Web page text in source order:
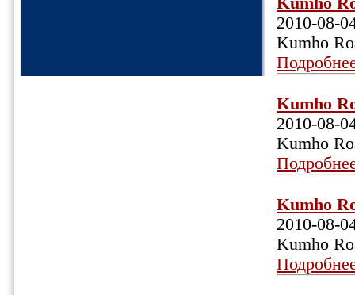
2010-08-
Kumho
Kumho
2010-08-
Kumho
Kumho
2010-08-
Kumho